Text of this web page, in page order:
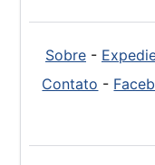
Sobre-
Contato -